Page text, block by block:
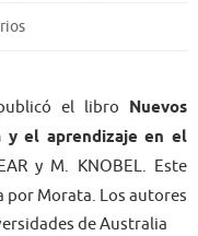
el libro Nuevos
y el aprendizaje en el
y M. KNOBEL. Este
por Morata. Los autores
de Australia